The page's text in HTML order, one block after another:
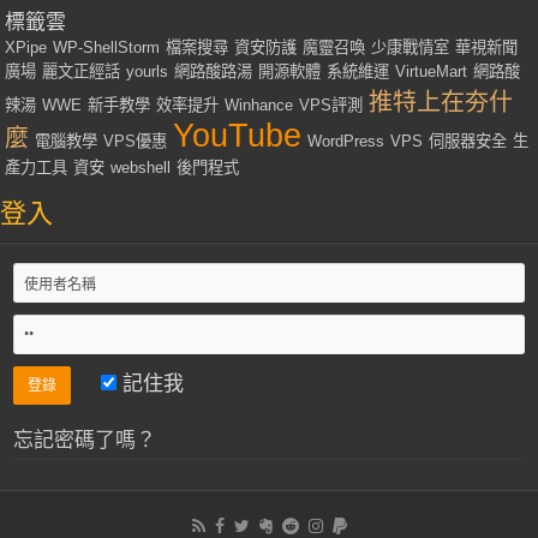
標籤雲
XPipe WP-ShellStorm 檔案搜尋 資安防護 魔靈召喚 少康戰情室 華視新聞
廣場 麗文正經話 yourls 網路酸路湯 開源軟體 系統維運 VirtueMart 網路酸
辣湯 WWE 新手教學 效率提升 Winhance VPS評測 推特上在夯什
麼 電腦教學 VPS優惠 YouTube WordPress VPS 伺服器安全 生
產力工具 資安 webshell 後門程式
登入
記住我
忘記密碼了嗎？